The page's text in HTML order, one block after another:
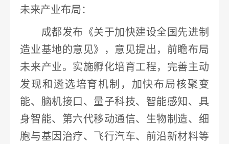
未来产业布局：
成都发布《关于加快建设全国先进制
造业基地的意见》，意见提出， 前瞻布局
未来产业。实施孵化培育工程，完善主动
发现和遴选培育机制，加快布局核聚变
能、脑机接口、 量子科技、智能感知、具
身智能、第六代移动通信、生物制造、细
胞与基因治疗、飞行汽车、前沿新材料等